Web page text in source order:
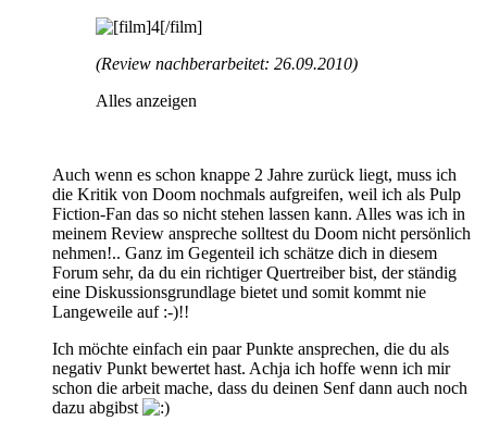
(Review nachberarbeitet: 26.09.2010)
Alles anzeigen
Auch wenn es schon knappe 2 Jahre zurück liegt, muss ich
die Kritik von Doom nochmals aufgreifen, weil ich als Pulp
Fiction-Fan das so nicht stehen lassen kann. Alles was ich in
meinem Review anspreche solltest du Doom nicht persönlich
nehmen!.. Ganz im Gegenteil ich schätze dich in diesem
Forum sehr, da du ein richtiger Quertreiber bist, der ständig
eine Diskussionsgrundlage bietet und somit kommt nie
Langeweile auf :-)!!
Ich möchte einfach ein paar Punkte ansprechen, die du als
negativ Punkt bewertet hast. Achja ich hoffe wenn ich mir
schon die arbeit mache, dass du deinen Senf dann auch noch
dazu abgibst